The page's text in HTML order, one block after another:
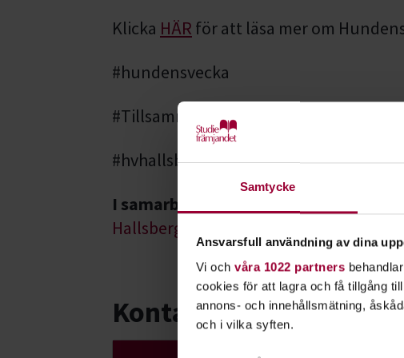
Samtycke
Ansvarsfull användning av dina
Vi och våra 1022 partners
cookies för att lagra och få tillgång
annons- och innehållsmätning,
och i vilka syften.
Klicka HÄR för att läsa mer om
#hundensvecka
#TillsammansKanViMer
#hvhallsbergsbk
I samarbete med
Hallsbergs Brukshundklubb
Kontakt